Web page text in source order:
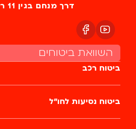
דרך מנחם בגין 11 רמת גן
השוואת ביטוחים
ביטוח רכב
ביטוח נסיעות לחו״ל